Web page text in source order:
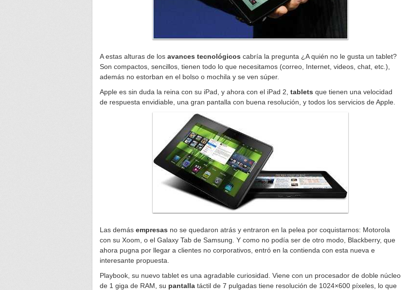
A estas alturas de los avances tecnológicos cabría la pregunta ¿A quién no le gusta un tablet?
Son compactos, sencillos, tienen todo lo que necesitamos (correo, Internet, videos, chat, etc.),
además no estorban en el bolso o mochila y se ven súper.
Apple es sin duda la reina con su iPad, y ahora con el iPad 2, tablets que tienen una velocidad
de respuesta envidiable, una gran pantalla con buena resolución, y todos los servicios de Apple.
Las demás empresas no se quedaron atrás y entraron en la pelea por coquistarnos: Motorola
con su Xoom, o el Galaxy Tab de Samsung. Y como no podía ser de otro modo, Blackberry, que
ahora pugna por llegar a clientes no corporativos, entró en la contienda con esta nueva e
interesante propuesta.
Playbook, su nuevo tablet es una agradable curiosidad. Viene con un procesador de doble núcleo
de 1 giga de RAM, su pantalla táctil de 7 pulgadas tiene resolución de 1024×600 píxeles, lo que